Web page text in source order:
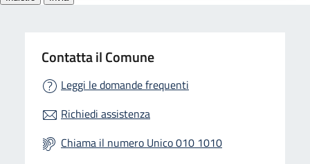
Contatta il Comune
Leggi le domande frequenti
Richiedi assistenza
Chiama il numero Unico 010 1010